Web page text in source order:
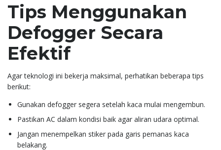
Tips Menggunakan
Defogger Secara
Efektif
Agar teknologi ini bekerja maksimal, perhatikan beberapa tips
berikut:
Gunakan defogger segera setelah kaca mulai mengembun.
Pastikan AC dalam kondisi baik agar aliran udara optimal.
Jangan menempelkan stiker pada garis pemanas kaca
belakang.